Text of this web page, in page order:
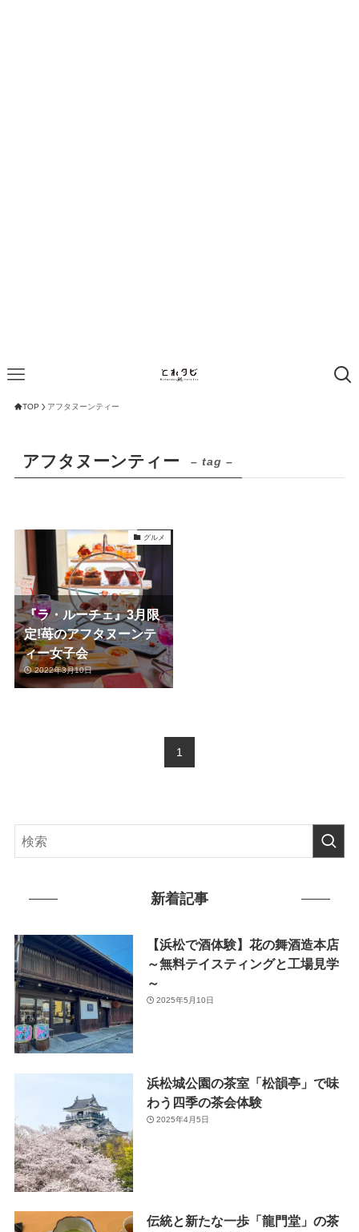
TOP アフタヌーンティー
アフタヌーンティー – tag –
グルメ
『ラ・ルーチェ』3月限
定!苺のアフタヌーンテ
ィー女子会
2022年3月10日
1
新着記事
【浜松で酒体験】花の舞酒造本店
～無料テイスティングと工場見学
～
2025年5月10日
浜松城公園の茶室「松韻亭」で味
わう四季の茶会体験
2025年4月5日
伝統と新たな一歩「龍門堂」の茶